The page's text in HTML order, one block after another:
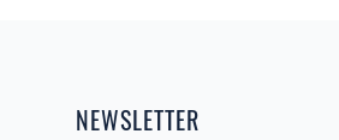
NEWSLETTER